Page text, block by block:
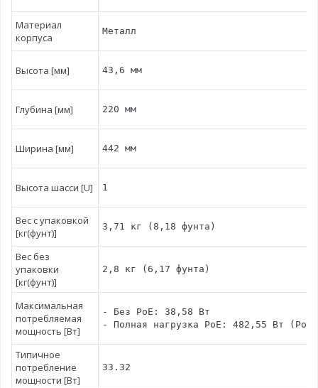
Материал
корпуса
Металл
Высота [мм] 43,6 мм
Глубина [мм] 220 мм
Ширина [мм] 442 мм
Высота шасси [U] 1
Вес с упаковкой
[кг(фунт)]
3,71 кг (8,18 фунта)
Вес без
упаковки
[кг(фунт)]
2,8 кг (6,17 фунта)
Максимальная
потребляемая
мощность [Вт]
- Без PoE: 38,58 Вт
- Полная нагрузка PoE: 482,55 Вт
Типичное
потребление
мощности [Вт]
33.32